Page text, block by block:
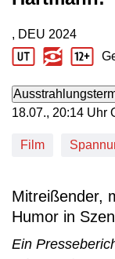
Produktionsland:
, DEU
Produktionsjahr:
2024
Jugendschutz
18. Juli, 20:14 Uhr
18.07., 20:14 Uhr
Film
Mitreißender,
Humor in
Ein